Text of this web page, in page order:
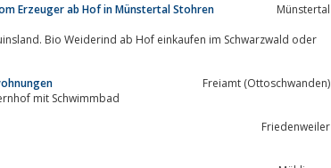
Erzeuger ab Hof in Münstertal Stohren
Münstertal
Bio Weiderind ab Hof einkaufen im Schwarzwald oder
Freiamt (Ottoschwanden)
mit Schwimmbad
Friedenweiler